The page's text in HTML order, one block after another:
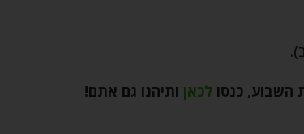
השבוע, כנסו לכאן ותיהנו גם אתם!